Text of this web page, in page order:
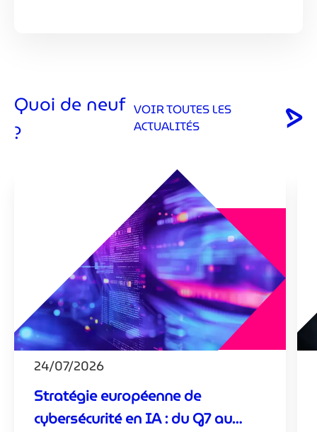
Quoi de neuf
?
VOIR TOUTES LES
ACTUALITÉS
24/07/2026
Stratégie européenne de
cybersécurité en IA : du G7 au